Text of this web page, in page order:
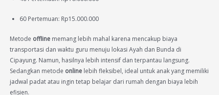
60 Pertemuan: Rp15.000.000
Metode offline memang lebih mahal karena mencakup biaya
transportasi dan waktu guru menuju lokasi Ayah dan Bunda di
Cipayung. Namun, hasilnya lebih intensif dan terpantau langsung.
Sedangkan metode online lebih fleksibel, ideal untuk anak yang memiliki
jadwal padat atau ingin tetap belajar dari rumah dengan biaya lebih
efisien.